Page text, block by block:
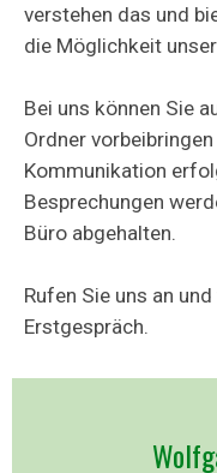
verstehen das und
die Möglichkeit
Bei uns können Sie
Ordner
Kommunikation
Besprechungen
Büro abgehalten.
Rufen Sie uns an
Erstgespräch.